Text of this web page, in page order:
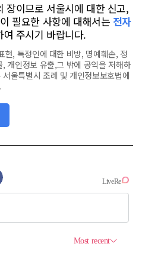
장이므로 서울시에 대한 신고,
필요한 사항에 대해서는 전자
여 주시기 바랍니다.
현, 특정인에 대한 비방, 명예훼손, 정
개인정보 유출,그 밖에 공익을 저해하
울특별시 조례 및 개인정보보호법에